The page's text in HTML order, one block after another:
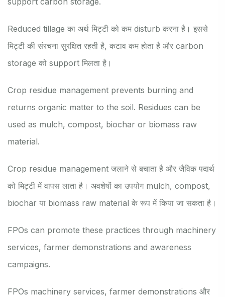
Reduced tillage का अर्थ मिट्टी को कम disturb करना है। इससे
मिट्टी की संरचना सुरक्षित रहती है, कटाव कम होता है और carbon
storage को support मिलता है।
Crop residue management prevents burning and
returns organic matter to the soil. Residues can be
used as mulch, compost, biochar or biomass raw
material.
Crop residue management जलाने से बचाता है और जैविक पदार्थ
को मिट्टी में वापस लाता है। अवशेषों का उपयोग mulch, compost,
biochar या biomass raw material के रूप में किया जा सकता है।
FPOs can promote these practices through machinery
services, farmer demonstrations and awareness
campaigns.
FPOs machinery services, farmer demonstrations और